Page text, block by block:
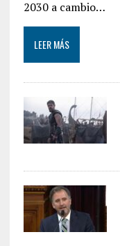
2030 a cambio…
LEER MÁS